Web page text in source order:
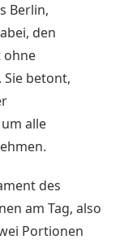
Berlin,
den
ohne
betont,
alle
des
am Tag, also
Portionen